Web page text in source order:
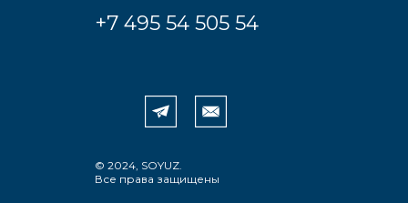
+7 495 54 505 54
© 2024, SOYUZ.
Все права защищены